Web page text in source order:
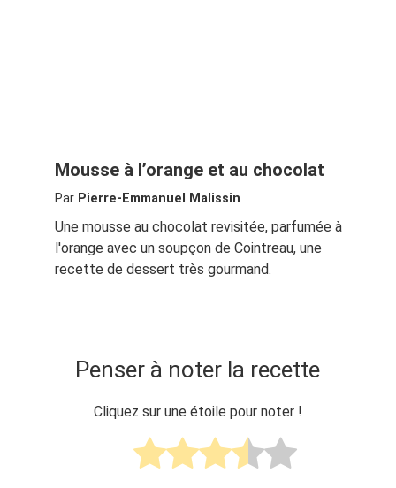
Mousse à l’orange et au chocolat
Par Pierre-Emmanuel Malissin
Une mousse au chocolat revisitée, parfumée à
l'orange avec un soupçon de Cointreau, une
recette de dessert très gourmand.
Penser à noter la recette
Cliquez sur une étoile pour noter !